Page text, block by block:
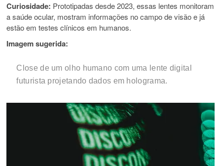
Curiosidade: Prototipadas desde 2023, essas lentes monitoram
a saúde ocular, mostram informações no campo de visão e já
estão em testes clínicos em humanos.
Imagem sugerida:
Close de um olho humano com uma lente digital
futurista projetando dados em holograma.